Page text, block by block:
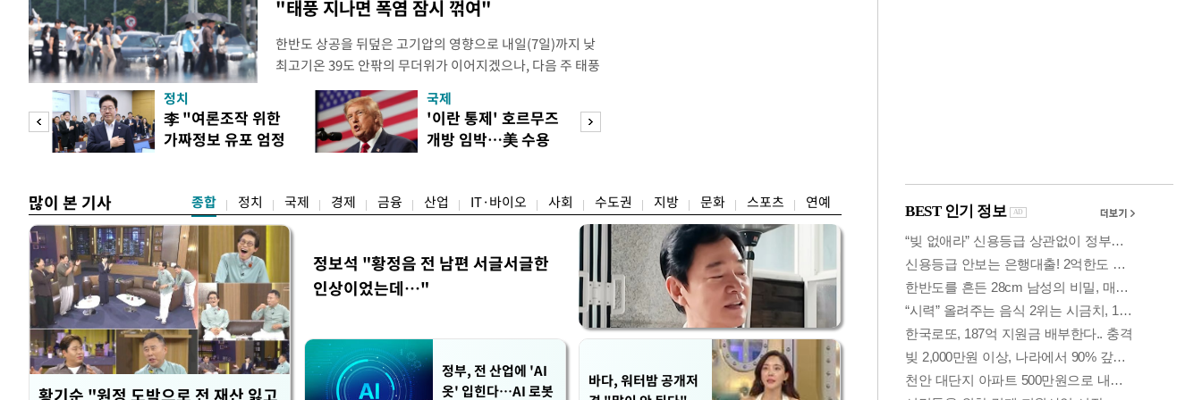
"태풍 지나면 폭염 잠시 꺾여"
한반도 상공을 뒤덮은 고기압의 영향으로 내일(7일)까지 낮
최고기온 39도 안팎의 무더위가 이어지겠으나, 다음 주 태풍
'돌핀'이 지나며 기압계가 재편되는 과정에서 폭염이 일시적
으로 주춤할 것으로 기상청은 내다봤다. 기상청은 6일 오전
정례 브리핑을 열고 이같이 밝혔다. 이광연 기상청 예보분석
관은 "상층까지 잘 연결된 고기압이 한반도에 자리잡고 있
정치
李 "여론조작 위한
가짜정보 유포 엄정
국제
'이란 통제' 호르무즈
개방 임박…美 수용
많이 본 기사 종합 정치 국제 경제 금융 산업 IT·바이오 사회 수도권 지방 문화 스포츠 연예
황기순 "원정 도박으로 전 재산 잃고
정보석 "황정음 전 남편 서글서글한
인상이었는데…"
정부, 전 산업에 'AI
옷' 입힌다…AI 로봇
바다, 워터밤 공개저